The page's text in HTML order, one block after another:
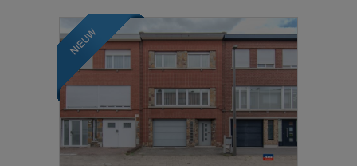
REFERENTIES
GRATIS WAARDEBEPALING
OVER CHASE
LOGIN